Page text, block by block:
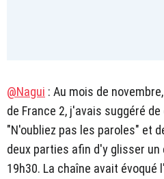
@Nagui : Au mois de
de France 2, j'avais suggéré
"N'oubliez pas les paroles" et
deux parties afin d'y glisser
19h30. La chaîne avait